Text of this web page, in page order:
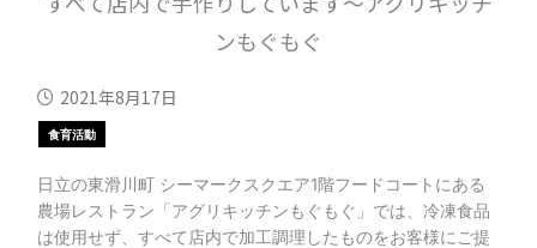
ンもぐもぐ
2021年8月17日
食育活動
日立の東滑川町 シーマークスクエア1階フードコートにある
農場レストラン「アグリキッチンもぐもぐ」では、冷凍食品
は使用せず、すべて店内で加工調理したものをお客様にご提